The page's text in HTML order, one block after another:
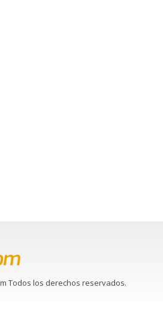
Todos los derechos reservados.